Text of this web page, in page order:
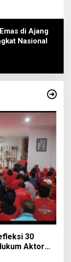
di Ajang
Nasional
30
Aktor